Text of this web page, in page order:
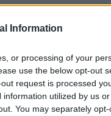
Information
or processing of your
use the below opt-out
request is processed
utilized by us
You may separately
tempi del
dell'attacco.
l'esterno